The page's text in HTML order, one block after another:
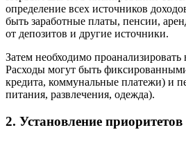
определение всех источников
быть заработные платы, пенсии,
от депозитов и другие источники.
Затем необходимо проанализировать
Расходы могут быть
кредита, коммунальные платежи) и
питания, развлечения, одежда).
2. Установление приоритетов